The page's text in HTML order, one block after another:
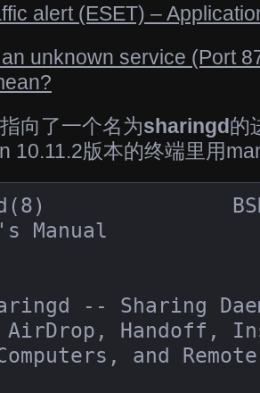
alert (ESET) –
unknown service (Port
向了一个名为sharingd的
10.11.2版本的终端里用
BSD
Manual
AirDrop, Handoff,
and